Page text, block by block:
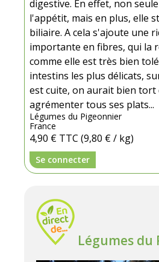
digestive. En effet, non
l'appétit, mais en plus, elle
biliaire. A cela s'ajoute une
importante en fibres, qui la
comme elle est très bien
intestins les plus délicats,
est cuite, on aurait bien tort
agrémenter tous ses plats...
Légumes du Pigeonnier
France
4,90 € TTC (9,80 € / kg)
Se connecter
Légumes du